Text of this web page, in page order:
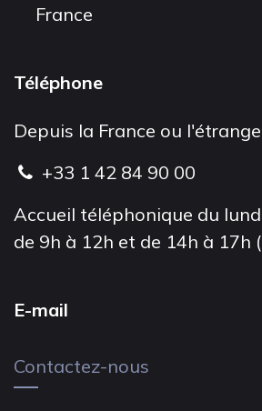
France
Téléphone
Depuis la France ou
+33 1 42 84 90 00
Accueil téléphonique du
de 9h à 12h et de 14h à 17h
E-mail
Contactez-nous